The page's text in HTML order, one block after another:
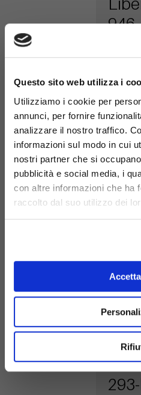
Questo sito web utilizza i
Utilizziamo i cookie per
annunci, per fornire
analizzare il nostro traffico.
informazioni sul modo in cui
nostri partner che si
pubblicità e social media, i
con altre informazioni che ha
raccolto dal suo utilizzo dei
946
293